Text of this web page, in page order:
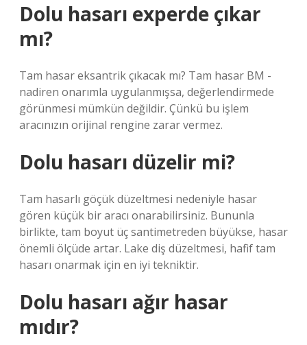
Dolu hasarı experde çıkar
mı?
Tam hasar eksantrik çıkacak mı? Tam hasar BM -
nadiren onarımla uygulanmışsa, değerlendirmede
görünmesi mümkün değildir. Çünkü bu işlem
aracınızın orijinal rengine zarar vermez.
Dolu hasarı düzelir mi?
Tam hasarlı göçük düzeltmesi nedeniyle hasar
gören küçük bir aracı onarabilirsiniz. Bununla
birlikte, tam boyut üç santimetreden büyükse, hasar
önemli ölçüde artar. Lake diş düzeltmesi, hafif tam
hasarı onarmak için en iyi tekniktir.
Dolu hasarı ağır hasar
mıdır?